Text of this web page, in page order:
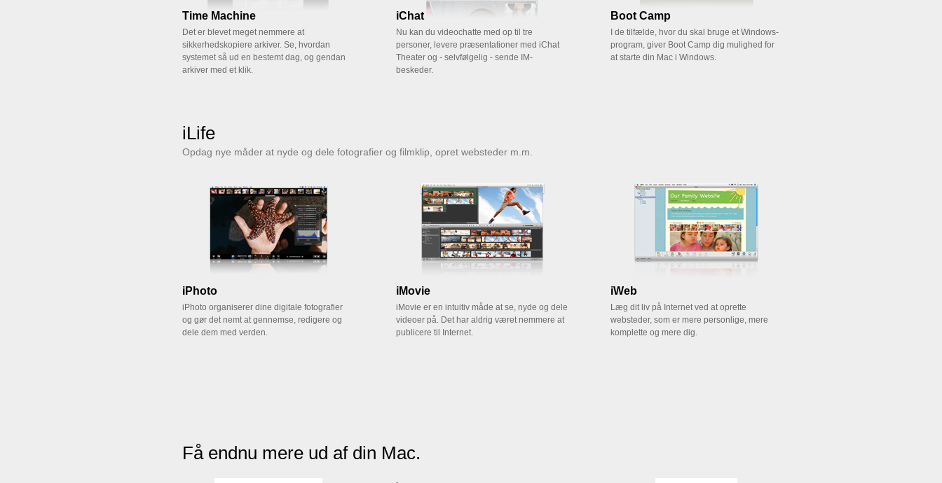
Time Machine
Det er blevet meget nemmere at
sikkerhedskopiere arkiver. Se, hvordan
systemet så ud en bestemt dag, og gendan
arkiver med et klik.
iChat
Nu kan du videochatte med op til tre
personer, levere præsentationer med iChat
Theater og - selvfølgelig - sende IM-
beskeder.
Boot Camp
I de tilfælde, hvor du skal bruge et Windows-
program, giver Boot Camp dig mulighed for
at starte din Mac i Windows.
iLife
Opdag nye måder at nyde og dele fotografier og filmklip, opret websteder m.m.
iPhoto
iPhoto organiserer dine digitale fotografier
og gør det nemt at gennemse, redigere og
dele dem med verden.
iMovie
iMovie er en intuitiv måde at se, nyde og dele
videoer på. Det har aldrig været nemmere at
publicere til Internet.
iWeb
Læg dit liv på Internet ved at oprette
websteder, som er mere personlige, mere
komplette og mere dig.
Få endnu mere ud af din Mac.